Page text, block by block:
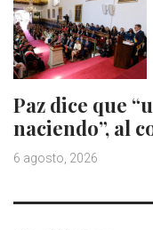
Paz dice que
naciendo”, al
6 agosto, 2026